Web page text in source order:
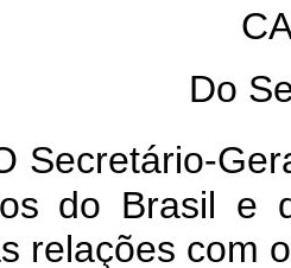
Do
Secretário-
do Brasil e
relações com